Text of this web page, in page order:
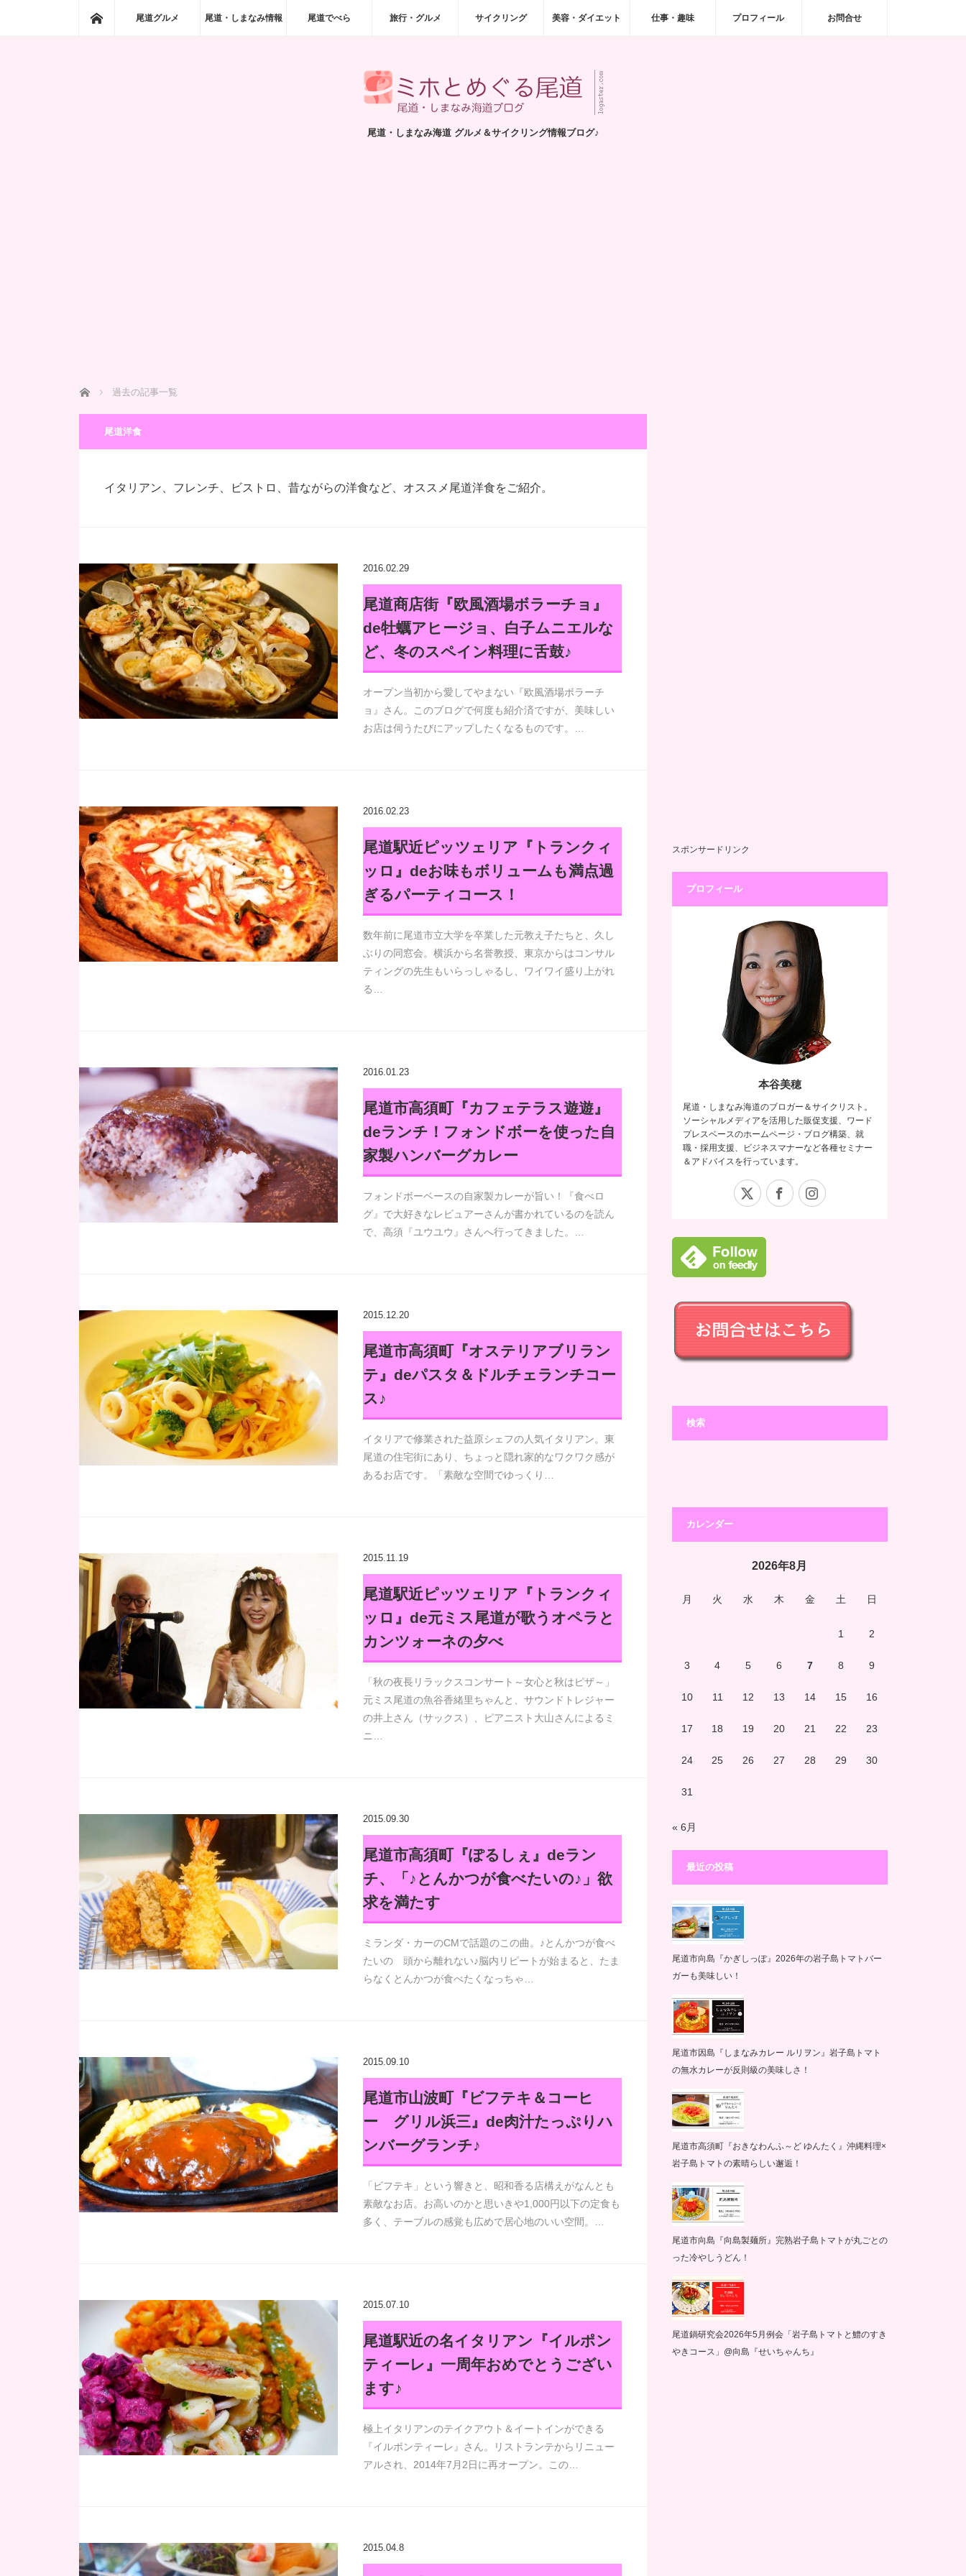
ホーム尾道グルメ 尾道・しまなみ情報 尾道でべら 旅行・グルメ サイクリング 美容・ダイエット 仕事・趣味 プロフィール お問合せ
尾道・しまなみ海道 グルメ＆サイクリング情報ブログ♪
ホーム 過去の記事一覧
尾道洋食
イタリアン、フレンチ、ビストロ、昔ながらの洋食など、オススメ尾道洋食をご紹介。
2016.02.29
尾道商店街『欧風酒場ボラーチョ』
de牡蠣アヒージョ、白子ムニエルな
ど、冬のスペイン料理に舌鼓♪
オープン当初から愛してやまない『欧風酒場ボラーチ
ョ』さん。このブログで何度も紹介済ですが、美味しい
お店は伺うたびにアップしたくなるものです。…
2016.02.23
尾道駅近ピッツェリア『トランクィ
ッロ』deお味もボリュームも満点過
ぎるパーティコース！
数年前に尾道市立大学を卒業した元教え子たちと、久し
ぶりの同窓会。横浜から名誉教授、東京からはコンサル
ティングの先生もいらっしゃるし、ワイワイ盛り上がれ
る…
2016.01.23
尾道市高須町『カフェテラス遊遊』
deランチ！フォンドボーを使った自
家製ハンバーグカレー
フォンドボーベースの自家製カレーが旨い！『食べロ
グ』で大好きなレビュアーさんが書かれているのを読ん
で、高須『ユウユウ』さんへ行ってきました。…
2015.12.20
尾道市高須町『オステリアブリラン
テ』deパスタ＆ドルチェランチコー
ス♪
イタリアで修業された益原シェフの人気イタリアン。東
尾道の住宅街にあり、ちょっと隠れ家的なワクワク感が
あるお店です。「素敵な空間でゆっくり…
2015.11.19
尾道駅近ピッツェリア『トランクィ
ッロ』de元ミス尾道が歌うオペラと
カンツォーネの夕べ
「秋の夜長リラックスコンサート～女心と秋はピザ～」
元ミス尾道の魚谷香緒里ちゃんと、サウンドトレジャー
の井上さん（サックス）、ピアニスト大山さんによるミ
ニ…
2015.09.30
尾道市高須町『ぽるしぇ』deラン
チ、「♪とんかつが食べたいの♪」欲
求を満たす
ミランダ・カーのCMで話題のこの曲。♪とんかつが食べ
たいの 頭から離れない♪脳内リピートが始まると、たま
らなくとんかつが食べたくなっちゃ…
2015.09.10
尾道市山波町『ビフテキ＆コーヒ
ー グリル浜三』de肉汁たっぷりハ
ンバーグランチ♪
「ビフテキ」という響きと、昭和香る店構えがなんとも
素敵なお店。お高いのかと思いきや1,000円以下の定食も
多く、テーブルの感覚も広めで居心地のいい空間。…
2015.07.10
尾道駅近の名イタリアン『イルポン
ティーレ』一周年おめでとうござい
ます♪
極上イタリアンのテイクアウト＆イートインができる
『イルポンティーレ』さん。リストランテからリニュー
アルされ、2014年7月2日に再オープン。この…
2015.04.8
スポンサードリンク
プロフィール
本谷美穂
尾道・しまなみ海道のブロガー＆サイクリスト。
ソーシャルメディアを活用した販促支援、ワード
プレスベースのホームページ・ブログ構築、就
職・採用支援、ビジネスマナーなど各種セミナー
＆アドバイスを行っています。
Facebook
検索
カレンダー
2026年8月
月 火 水 木 金 土 日
1 2
3 4 5 6 7 8 9
10 11 12 13 14 15 16
17 18 19 20 21 22 23
24 25 26 27 28 29 30
31
« 6月
最近の投稿
尾道市向島『かぎしっぽ』2026年の岩子島トマトバー
ガーも美味しい！
尾道市因島『しまなみカレー ルリヲン』岩子島トマト
の無水カレーが反則級の美味しさ！
尾道市高須町『おきなわんふ～ど ゆんたく』沖縄料理×
岩子島トマトの素晴らしい邂逅！
尾道市向島『向島製麺所』完熟岩子島トマトが丸ごとの
った冷やしうどん！
尾道鍋研究会2026年5月例会「岩子島トマトと鱧のすき
やきコース」@向島『せいちゃんち』